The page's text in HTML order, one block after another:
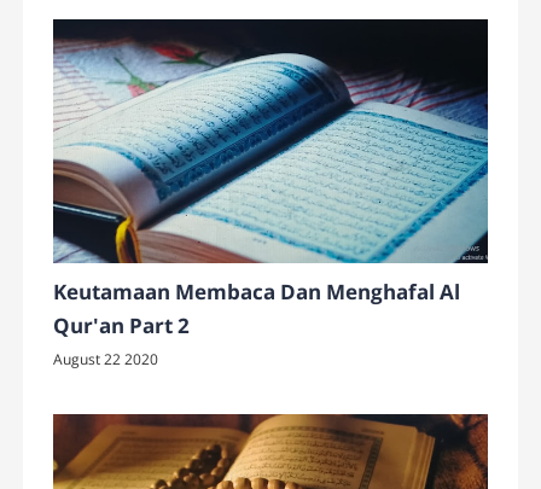
Keutamaan Membaca Dan Menghafal Al
Qur'an Part 2
August 22 2020